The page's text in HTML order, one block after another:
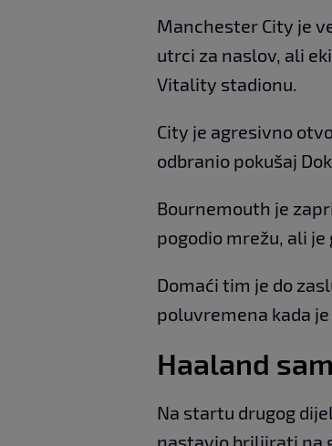
Manchester City je
utrci za naslov, ali
Vitality stadionu.
City je agresivno
odbranio pokušaj
Bournemouth je
pogodio mrežu, ali je
Domaći tim je do
poluvremena kada je
Haaland
Na startu drugog
nastavio briljirati na